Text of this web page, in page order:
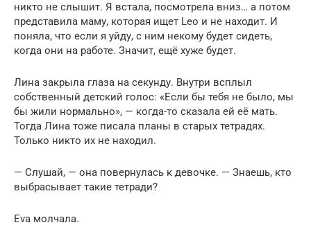
никто не слышит. Я встала, посмотрела вниз… а потом
представила маму, которая ищет Leo и не находит. И
поняла, что если я уйду, с ним некому будет сидеть,
когда они на работе. Значит, ещё хуже будет.
Лина закрыла глаза на секунду. Внутри всплыл
собственный детский голос: «Если бы тебя не было, мы
бы жили нормально», — когда-то сказала ей её мать.
Тогда Лина тоже писала планы в старых тетрадях.
Только никто их не находил.
— Слушай, — она повернулась к девочке. — Знаешь, кто
выбрасывает такие тетради?
Eva молчала.